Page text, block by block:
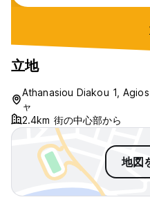
立地
Athanasiou Diakou 1,
ャ
2.4km 街の中心部から
地図